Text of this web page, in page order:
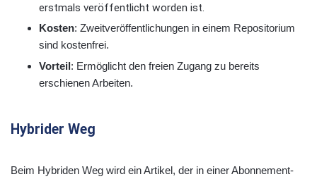
erstmals veröffentlicht worden ist.
Kosten: Zweitveröffentlichungen in einem Repositorium
sind kostenfrei.
Vorteil: Ermöglicht den freien Zugang zu bereits
erschienen Arbeiten.
Hybrider Weg
Beim Hybriden Weg wird ein Artikel, der in einer Abonnement-